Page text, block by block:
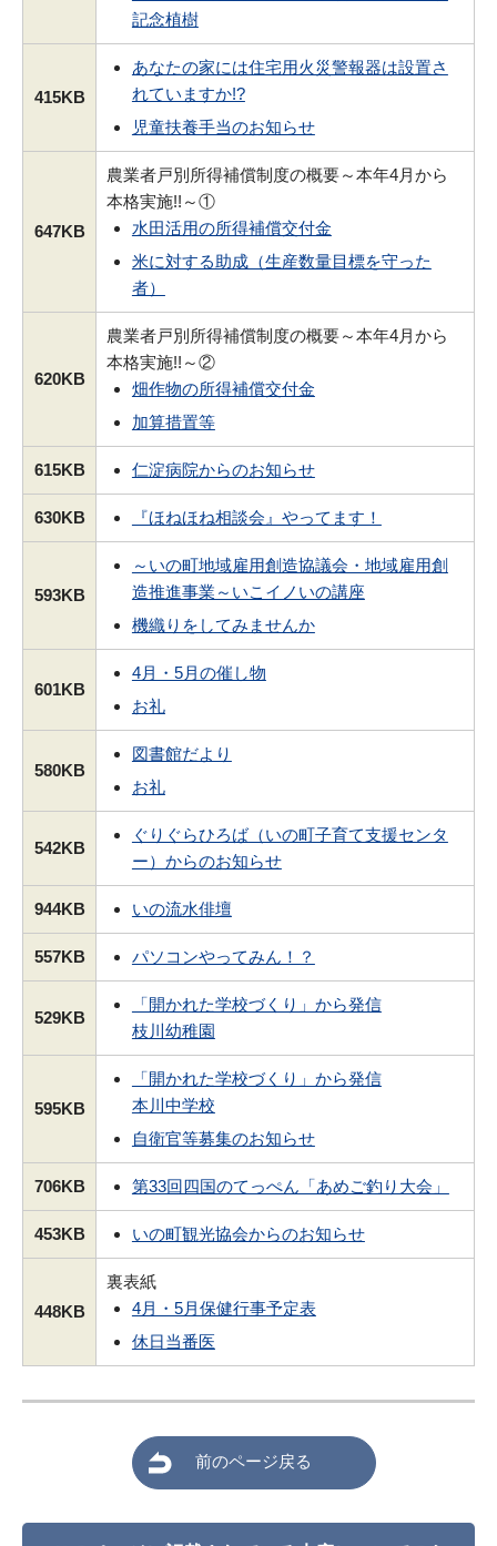
記念植樹
415KB
あなたの家には住宅用火災警報器は設置さ
れていますか!?
児童扶養手当のお知らせ
647KB
農業者戸別所得補償制度の概要～本年4月から
本格実施!!～①
水田活用の所得補償交付金
米に対する助成（生産数量目標を守った
者）
620KB
農業者戸別所得補償制度の概要～本年4月から
本格実施!!～②
畑作物の所得補償交付金
加算措置等
615KB 仁淀病院からのお知らせ
630KB 『ほねほね相談会』やってます！
593KB
～いの町地域雇用創造協議会・地域雇用創
造推進事業～いこイノいの講座
機織りをしてみませんか
601KB
4月・5月の催し物
お礼
580KB
図書館だより
お礼
542KB
ぐりぐらひろば（いの町子育て支援センタ
ー）からのお知らせ
944KB いの流水俳壇
557KB パソコンやってみん！？
529KB
「開かれた学校づくり」から発信
枝川幼稚園
595KB
「開かれた学校づくり」から発信
本川中学校
自衛官等募集のお知らせ
706KB 第33回四国のてっぺん「あめご釣り大会」
453KB いの町観光協会からのお知らせ
448KB
裏表紙
4月・5月保健行事予定表
休日当番医
前のページ戻る